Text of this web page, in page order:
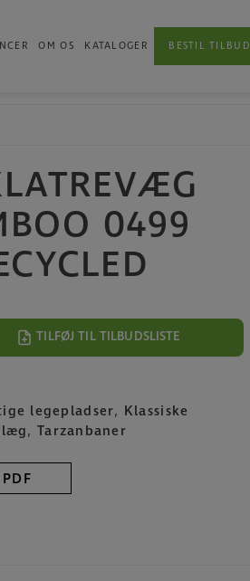
OM OS KATALOGER BESTIL TILBUD
0499
TILFØJ TIL TILBUDSLISTE
legepladser, Klassiske
, Tarzanbaner
PDF